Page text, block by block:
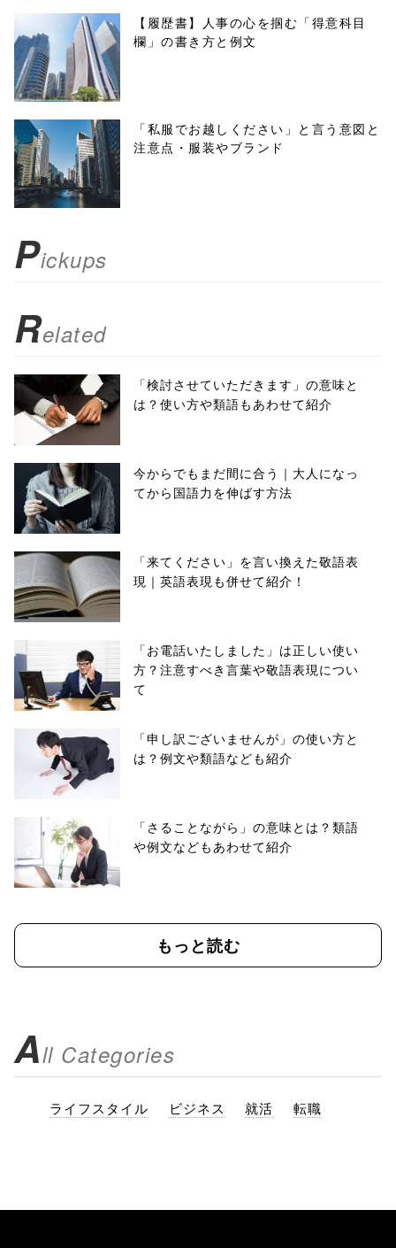
f, 'Gwindow',
'width=550,
height=450,
menubar=no,
toolbar=no,
scrollbars=yes'
false;"> シェア
【履歴書】人事の心を掴む「得意科目
欄」の書き方と例文
「私服でお越しください」と言う意図と
注意点・服装やブランド
Pickups
Related
「検討させていただきます」の意味と
は？使い方や類語もあわせて紹介
今からでもまだ間に合う｜大人になっ
てから国語力を伸ばす方法
「来てください」を言い換えた敬語表
現｜英語表現も併せて紹介！
「お電話いたしました」は正しい使い
方？注意すべき言葉や敬語表現につい
て
「申し訳ございませんが」の使い方と
は？例文や類語なども紹介
「さることながら」の意味とは？類語
や例文などもあわせて紹介
もっと読む
All Categories
ライフスタイル ビジネス 就活 転職